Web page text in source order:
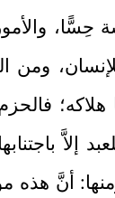
والأمور
ومن
هلاكه؛
إلاَّ
أنَّ هذه